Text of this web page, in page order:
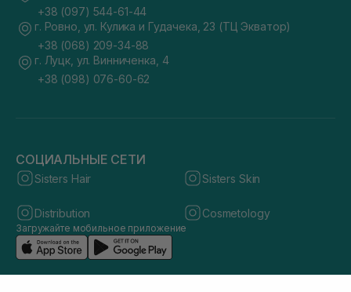
+38 (097) 544-61-44
г. Ровно, ул. Кулика и Гудачека, 23 (ТЦ Экватор)
+38 (068) 209-34-88
г. Луцк, ул. Винниченка, 4
+38 (098) 076-60-62
СОЦИАЛЬНЫЕ СЕТИ
Sisters Hair Sisters Skin
Distribution Cosmetology
Загружайте мобильное приложение